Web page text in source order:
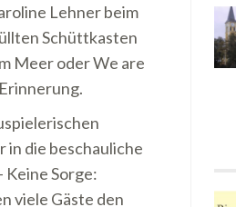
Lehner beim
Schüttkasten
Meer oder We are
in die beschauliche
Keine Sorge:
viele Gäste den